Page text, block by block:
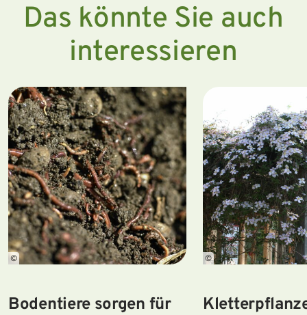
Das könnte Sie auch
interessieren
©
Bodentiere sorgen für
©